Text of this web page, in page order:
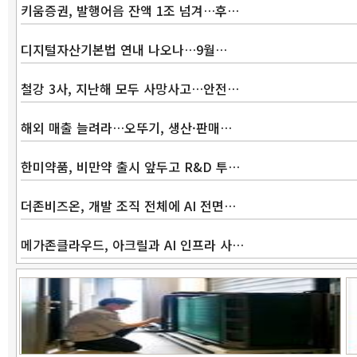
키움증권, 발행어음 잔액 1조 넘겨…후…
디지털자산기본법 연내 나오나…9월…
철강 3사, 지난해 모두 사망사고…안전…
해외 매출 늘려라…오뚜기, 생산·판매…
한미약품, 비만약 출시 앞두고 R&D 투…
더존비즈온, 개발 조직 전체에 AI 전면…
메가존클라우드, 아크릴과 AI 인프라 사…